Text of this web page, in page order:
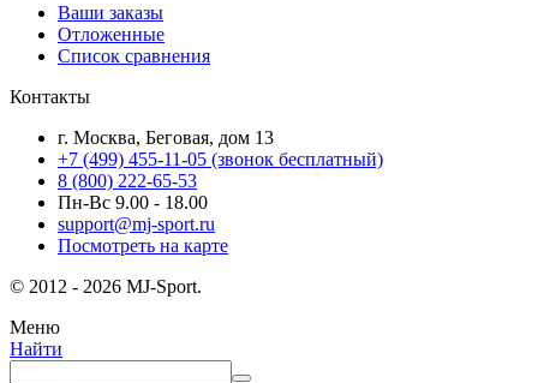
Ваши заказы
Отложенные
Список сравнения
Контакты
г. Москва, Беговая, дом 13
+7 (499) 455-11-05 (звонок бесплатный)
8 (800) 222-65-53
Пн-Вс 9.00 - 18.00
support@mj-sport.ru
Посмотреть на карте
© 2012 - 2026 MJ-Sport.
Меню
Найти